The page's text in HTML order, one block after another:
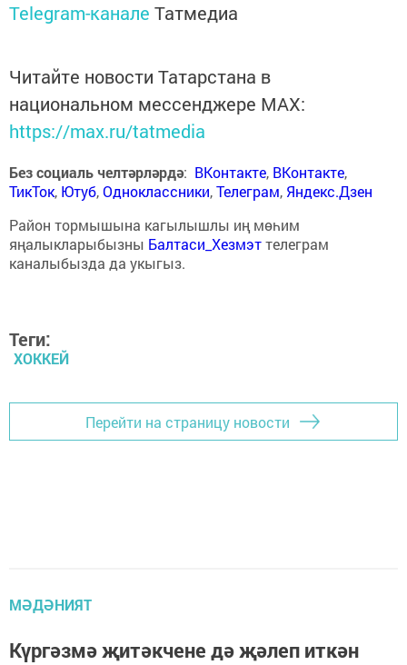
Telegram-канале Татмедиа
Читайте новости Татарстана в
национальном мессенджере MАХ:
https://max.ru/tatmedia
Без социаль челтәрләрдә: ВКонтакте, ВКонтакте,
ТикТок, Ютуб,Одноклассники,Телеграм, Яндекс.Дзен
Район тормышына кагылышлы иң мөһим
яңалыкларыбызны Балтаси_Хезмэттелеграм
каналыбызда да укыгыз.
Теги:
ХОККЕЙ
Перейти на страницу новости
МӘДӘНИЯТ
Күргәзмә җитәкчене дә җәлеп иткән